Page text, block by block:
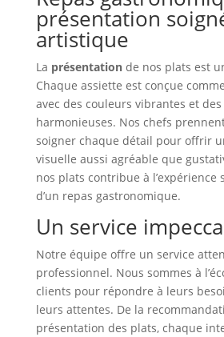
présentation
artistique
La présentationde nos plats est
Chaque assiette est conçue
avec des couleurs vibrantes et
harmonieuses. Nos chefs
soigner chaque détail pour offrir
visuelle aussi agréable que
nos plats contribue à l’expérience
d’un repas gastronomique.
Un service
Notre équipe offre un service
professionnel. Nous sommes à
clients pour répondre à leurs
leurs attentes. De la
présentation des plats, chaque